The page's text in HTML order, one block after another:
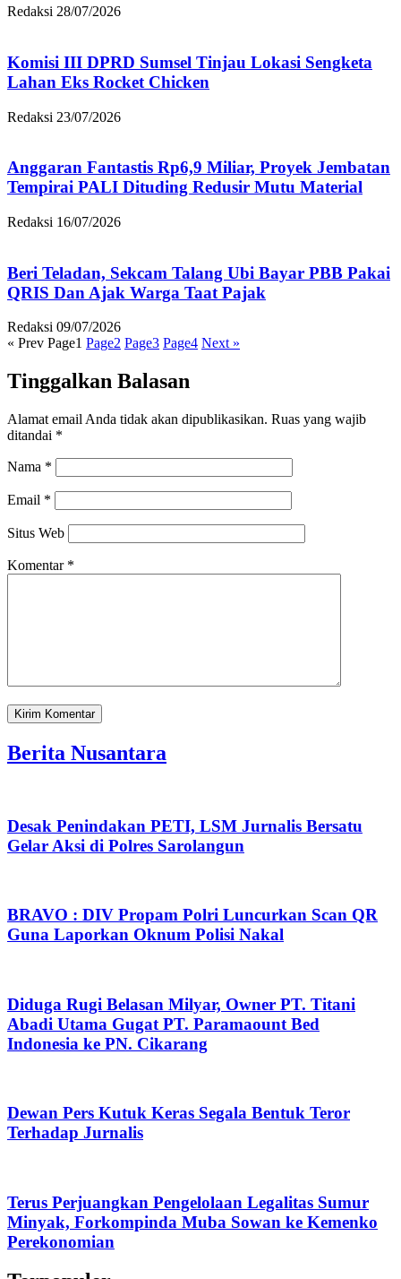
Redaksi 28/07/2026
Komisi III DPRD Sumsel Tinjau Lokasi Sengketa
Lahan Eks Rocket Chicken
Redaksi 23/07/2026
Anggaran Fantastis Rp6,9 Miliar, Proyek Jembatan
Tempirai PALI Dituding Redusir Mutu Material
Redaksi 16/07/2026
Beri Teladan, Sekcam Talang Ubi Bayar PBB Pakai
QRIS Dan Ajak Warga Taat Pajak
Redaksi 09/07/2026
« Prev Page1 Page2 Page3 Page4 Next »
Tinggalkan Balasan
Alamat email Anda tidak akan dipublikasikan. Ruas yang wajib
ditandai *
Nama *
Email *
Situs Web
Komentar *
Berita Nusantara
Desak Penindakan PETI, LSM Jurnalis Bersatu
Gelar Aksi di Polres Sarolangun
BRAVO : DIV Propam Polri Luncurkan Scan QR
Guna Laporkan Oknum Polisi Nakal
Diduga Rugi Belasan Milyar, Owner PT. Titani
Abadi Utama Gugat PT. Paramaount Bed
Indonesia ke PN. Cikarang
Dewan Pers Kutuk Keras Segala Bentuk Teror
Terhadap Jurnalis
Terus Perjuangkan Pengelolaan Legalitas Sumur
Minyak, Forkompinda Muba Sowan ke Kemenko
Perekonomian